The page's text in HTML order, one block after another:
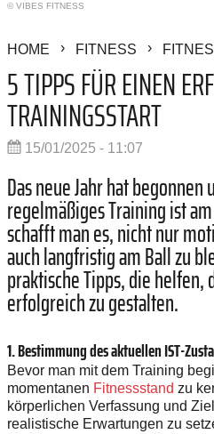
© VIBES FITNESS
HOME FITNESS
5 TIPPS FÜR EINEN
TRAININGSSTART
15/01/2025 - 11:07
Das neue Jahr hat
regelmäßiges Training ist
schafft man es, nicht nur
auch langfristig am Ball zu
praktische Tipps, die helfen,
erfolgreich zu gestalten.
1. Bestimmung des aktuellen IST-
Bevor man mit dem Training
momentanen Fitnessstand zu
körperlichen Verfassung und
realistische Erwartungen zu